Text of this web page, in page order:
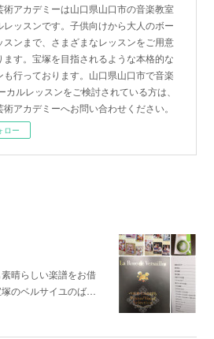
術アカデミーは山口県山口市の音楽教室
レッスンです。子供向けから大人のボー
スンまで、さまざまなレッスンをご用意
ます。宝塚を目指されるような本格的な
も行っております。山口県山口市で音楽
カルレッスンをご検討されている方は、
術アカデミーへお問い合わせください。
ロー
晴らしい楽譜をお借
塚のベルサイユのば…